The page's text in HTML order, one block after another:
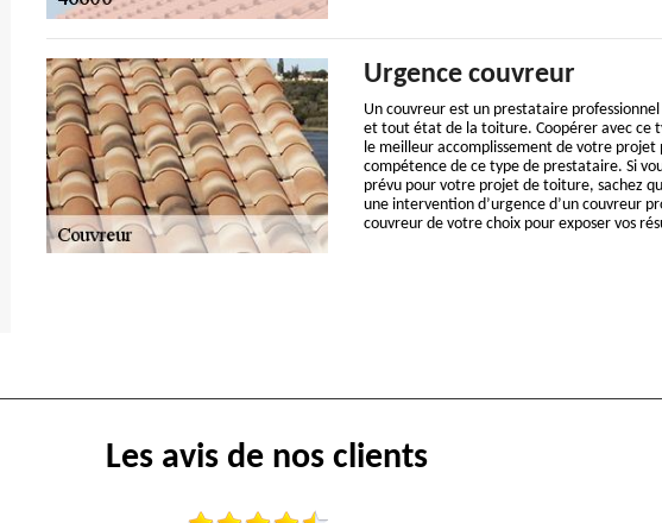
Urgence couvreur
Un couvreur est un prestataire
et tout état de la toiture. Coopérer avec ce
le meilleur accomplissement de votre
compétence de ce type de prestataire. Si
prévu pour votre projet de toiture, sachez
une intervention d’urgence d’un couvreur
couvreur de votre choix pour exposer vos
Les avis de nos clients